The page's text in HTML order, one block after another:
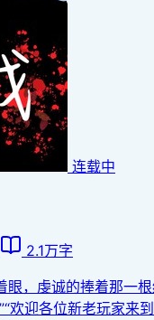
连载中
2.1万字
眼，虔诚的捧着那一
欢迎各位新老玩家来